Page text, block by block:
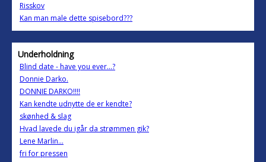
Risskov
Kan man male dette spisebord???
Underholdning
Blind date - have you ever...?
Donnie Darko.
DONNIE DARKO!!!!
Kan kendte udnytte de er kendte?
skønhed & slag
Hvad lavede du igår da strømmen gik?
Lene Marlin...
fri for pressen